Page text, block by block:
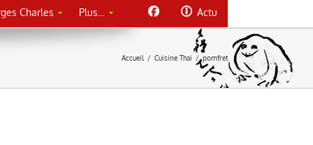
Charles Plus… Actu
Accueil / Cuisine Thai / pomfret